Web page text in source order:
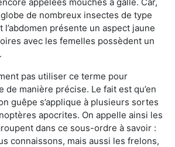
de nombreux insectes de type
présente un aspect jaune
avec les femelles possèdent un
pas utiliser ce terme pour
de manière précise. Le fait est qu’en
guêpe s’applique à plusieurs sortes
apocrites. On appelle ainsi les
dans ce sous-ordre à savoir :
connaissons, mais aussi les frelons,